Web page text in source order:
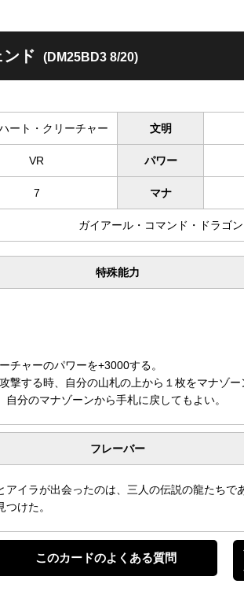
ド (DM25BD3 8/20)
ート・クリーチャー 文明
VR パワー
7 マナ
ガイアール・コマンド・ドラゴン
特殊能力
チャーのパワーを+3000する。
撃する時、自分の山札の上から１枚をマナゾー
分のマナゾーンから手札に戻してもよい。
フレーバー
アイラが出会ったのは、三人の伝説の龍たちで
けた。
このカードのよくある質問